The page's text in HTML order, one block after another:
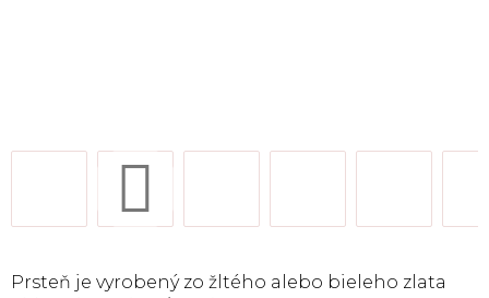
Prsteň je vyrobený zo žltého alebo bieleho zlata